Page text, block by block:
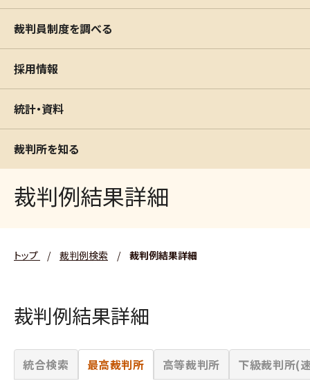
裁判員制度を調べる
採用情報
統計・資料
裁判所を知る
裁判例結果詳細
トップ / 裁判例検索 / 裁判例結果詳細
裁判例結果詳細
統合検索 最高裁判所 高等裁判所 下級裁判所(